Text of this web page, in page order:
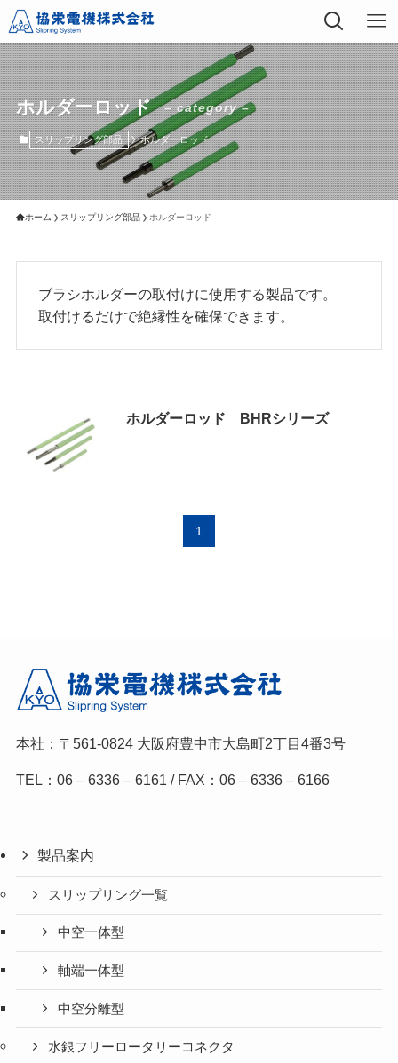
ホルダーロッド – category –
スリップリング部品 ホルダーロッド
ホーム スリップリング部品 ホルダーロッド
ブラシホルダーの取付けに使用する製品です。
取付けるだけで絶縁性を確保できます。
ホルダーロッド BHRシリーズ
1
本社：〒561-0824 大阪府豊中市大島町2丁目4番3号
TEL：06 – 6336 – 6161 / FAX：06 – 6336 – 6166
製品案内
スリップリング一覧
中空一体型
軸端一体型
中空分離型
水銀フリーロータリーコネクタ